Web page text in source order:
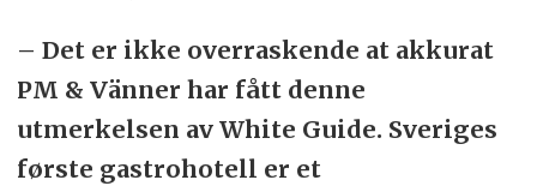
– Det er ikke overraskende at akkurat
PM & Vänner har fått denne
utmerkelsen av White Guide. Sveriges
første gastrohotell er et